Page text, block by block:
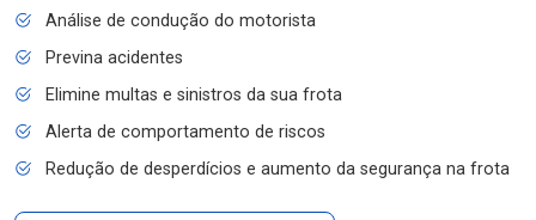
Análise de condução do motorista
Previna acidentes
Elimine multas e sinistros da sua frota
Alerta de comportamento de riscos
Redução de desperdícios e aumento da segurança na frota